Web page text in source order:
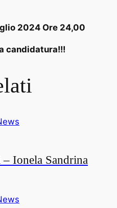
2024 Ore 24,00
candidatura!!!
Ionela Sandrina